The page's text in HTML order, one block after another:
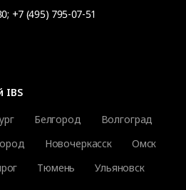
; +7 (495) 795-07-51
IBS
Белгород
Волгоград
Новочеркасск
Омск
Тюмень
Ульяновск